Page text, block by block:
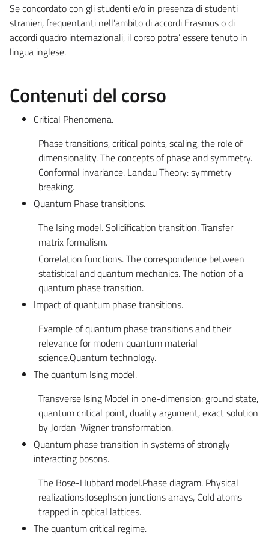
Se concordato con gli studenti e/o in presenza di studenti
stranieri, frequentanti nell’ambito di accordi Erasmus o di
accordi quadro internazionali, il corso potra’ essere tenuto in
lingua inglese.
Contenuti del corso
Critical Phenomena.
Phase transitions, critical points, scaling, the role of
dimensionality. The concepts of phase and symmetry.
Conformal invariance. Landau Theory: symmetry
breaking.
Quantum Phase transitions.
The Ising model. Solidification transition. Transfer
matrix formalism.
Correlation functions. The correspondence between
statistical and quantum mechanics. The notion of a
quantum phase transition.
Impact of quantum phase transitions.
Example of quantum phase transitions and their
relevance for modern quantum material
science.Quantum technology.
The quantum Ising model.
Transverse Ising Model in one-dimension: ground state,
quantum critical point, duality argument, exact solution
by Jordan-Wigner transformation.
Quantum phase transition in systems of strongly
interacting bosons.
The Bose-Hubbard model.Phase diagram. Physical
realizations:Josephson junctions arrays, Cold atoms
trapped in optical lattices.
The quantum critical regime.